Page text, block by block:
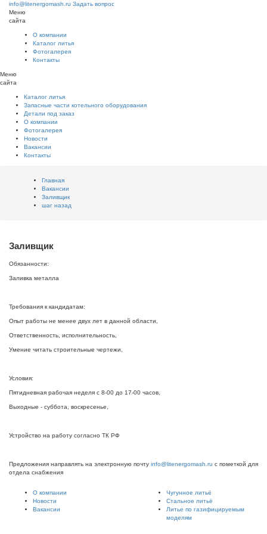
info@litenergomash.ru Задать вопрос
Меню
сайта
О компании
Каталог литья
Фотогалерея
Контакты
Меню
сайта
Каталог литья
Запасные части котельного оборудования
Детали под заказ
О компании
Фотогалерея
Новости
Вакансии
Контакты
Главная
Вакансии
Заливщик
шаг назад
Заливщик
Обязанности:
Заливка металла
Требования к кандидатам:
Опыт работы не менее двух лет в данной области,
Ответственность, исполнительность,
Умение читать строительные чертежи,
Условия:
Пятидневная рабочая неделя с 8-00 до 17-00 часов,
Выходные - суббота, воскресенье,
Устройство на работу согласно ТК РФ
Предложения направлять на электронную почту info@litenergomash.ru с пометкой для
отдела снабжения
О компании
Новости
Вакансии
Чугунное литьё
Стальное литьё
Литье по газифицируемым
моделям